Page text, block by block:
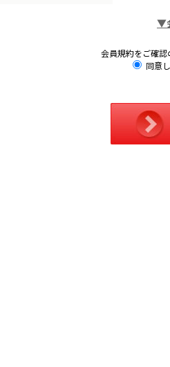
▼
会員規約をご確認
同意